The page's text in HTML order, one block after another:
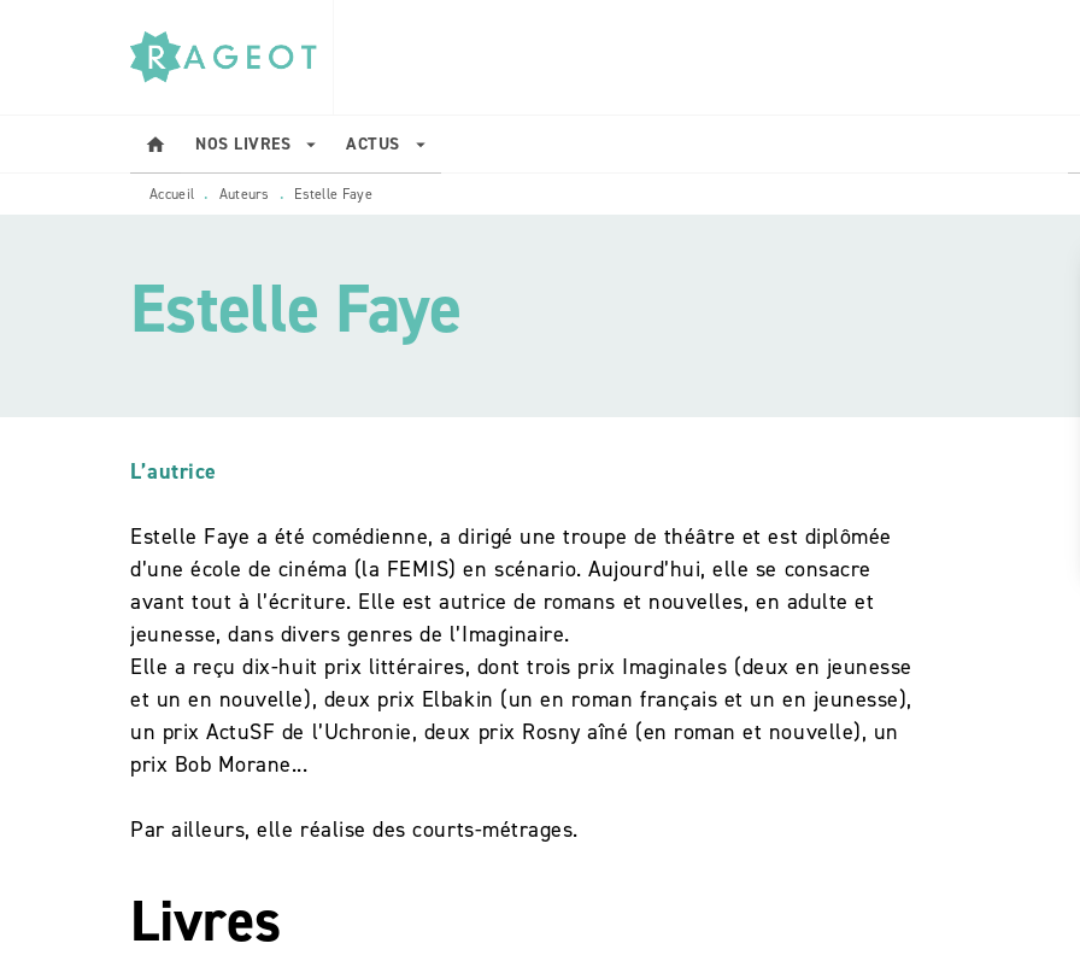
MENU RECHERCHE
home NOS LIVRES arrow_drop_down ACTUS arrow_drop_down
Accueil • Auteurs • Estelle Faye
Estelle Faye
L’autrice
Estelle Faye a été comédienne, a dirigé une troupe de théâtre et est diplômée
d’une école de cinéma (la FEMIS) en scénario. Aujourd’hui, elle se consacre
avant tout à l’écriture. Elle est autrice de romans et nouvelles, en adulte et
jeunesse, dans divers genres de l’Imaginaire.
Elle a reçu dix-huit prix littéraires, dont trois prix Imaginales (deux en jeunesse
et un en nouvelle), deux prix Elbakin (un en roman français et un en jeunesse),
un prix ActuSF de l’Uchronie, deux prix Rosny aîné (en roman et nouvelle), un
prix Bob Morane...
Par ailleurs, elle réalise des courts-métrages.
Livres